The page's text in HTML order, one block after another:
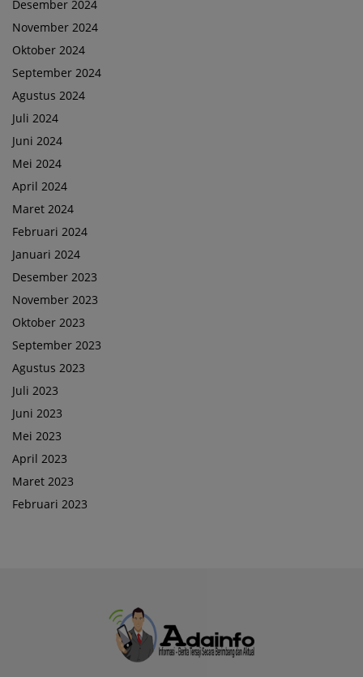
Desember 2024
November 2024
Oktober 2024
September 2024
Agustus 2024
Juli 2024
Juni 2024
Mei 2024
April 2024
Maret 2024
Februari 2024
Januari 2024
Desember 2023
November 2023
Oktober 2023
September 2023
Agustus 2023
Juli 2023
Juni 2023
Mei 2023
April 2023
Maret 2023
Februari 2023